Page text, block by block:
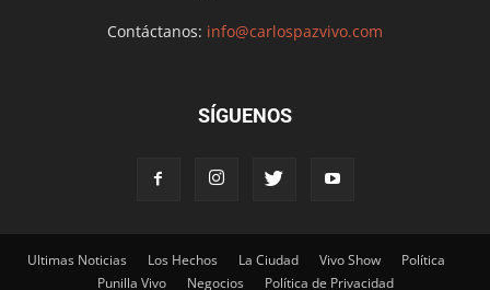
Contáctanos: info@carlospazvivo.com
SÍGUENOS
Ultimas Noticias Los Hechos La Ciudad Vivo Show
Política
Punilla Vivo
Negocios Política de Privacidad